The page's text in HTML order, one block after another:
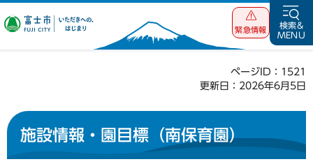
富士市 いただ
緊急情報
検索&
MENU
ページID：1521
更新日：2026年6月5日
施設情報・園目標（南保育園）